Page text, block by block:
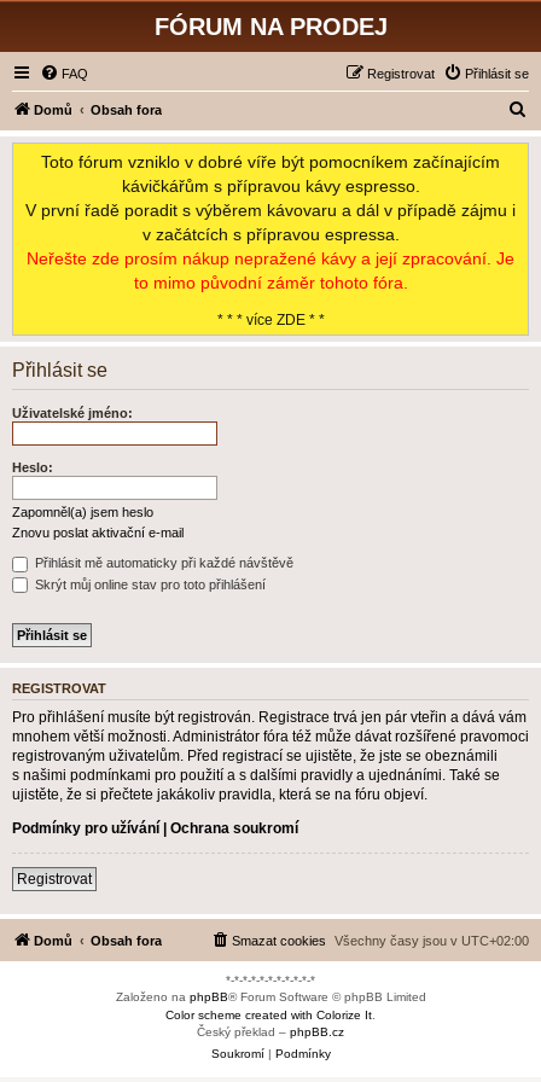
FÓRUM NA PRODEJ
FAQ Přihlásit se
Registrovat
Domů Obsah fora
l
Toto fórum vzniklo v dobré víře být pomocníkem začínajícím
kávičkářům s přípravou kávy espresso.
V první řadě poradit s výběrem kávovaru a dál v případě zájmu i
v začátcích s přípravou espressa.
Neřešte zde prosím nákup nepražené kávy a její zpracování. Je
to mimo původní záměr tohoto fóra.
* * * více ZDE * *
Přihlásit se
Uživatelské jméno:
Heslo:
Zapomněl(a) jsem heslo
Znovu poslat aktivační e-mail
Přihlásit mě automaticky při každé návštěvě
Skrýt můj online stav pro toto přihlášení
REGISTROVAT
Pro přihlášení musíte být registrován. Registrace trvá jen pár vteřin a dává vám
mnohem větší možnosti. Administrátor fóra též může dávat rozšířené pravomoci
registrovaným uživatelům. Před registrací se ujistěte, že jste se obeznámili
s našimi podmínkami pro použití a s dalšími pravidly a ujednáními. Také se
ujistěte, že si přečtete jakákoliv pravidla, která se na fóru objeví.
Podmínky pro užívání | Ochrana soukromí
Registrovat
Domů Obsah fora Všechny časy jsou v UTC+02:00
Smazat cookies
*-*-*-*-*-*-*-*-*-*-*
Založeno na phpBB® Forum Software © phpBB Limited
Color scheme created with Colorize It
Český překlad – phpBB.cz
Soukromí| Podmínky